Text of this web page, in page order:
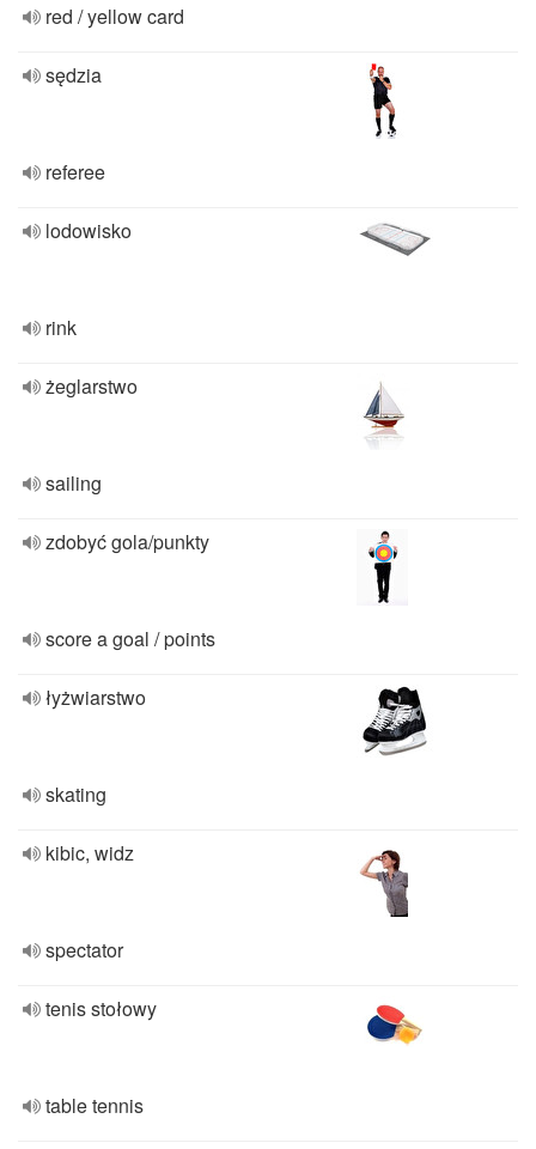
red / yellow card
sędzia
referee
lodowisko
rink
żeglarstwo
sailing
zdobyć gola/punkty
score a goal / points
łyżwiarstwo
skating
kibic, widz
spectator
tenis stołowy
table tennis